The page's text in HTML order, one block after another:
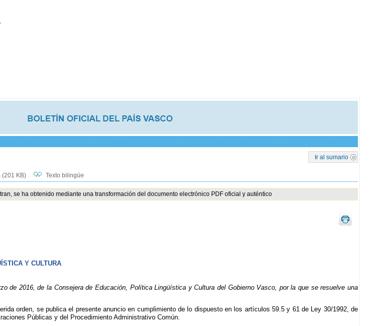
Ir al sumario
(201 KB) Texto bilingüe
se ha obtenido mediante una transformación del documento electrónico PDF oficial y auténtico
Y CULTURA
de 2016, de la Consejera de Educación, Política Lingüística y Cultura del Gobierno Vasco, por la que se resuelve una
orden, se publica el presente anuncio en cumplimiento de lo dispuesto en los artículos 59.5 y 61 de Ley 30/1992, de
Públicas y del Procedimiento Administrativo Común.